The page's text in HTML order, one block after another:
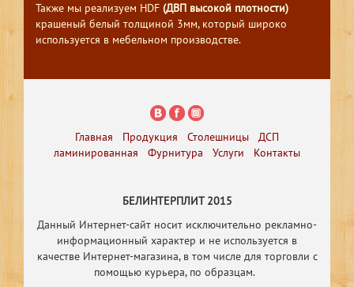
Также мы реализуем HDF (ДВП высокой плотности)
крашеный белый толщиной 3мм, который широко
используется в мебельном производстве.
Главная Продукция Столешницы
ДСП
ламинированная
Фурнитура Услуги Контакты
БЕЛИНТЕРПЛИТ 2015
Данный Интернет-сайт носит исключительно рекламно-
информационный характер и не используется в
качестве Интернет-магазина, в том числе для торговли с
помощью курьера, по образцам.